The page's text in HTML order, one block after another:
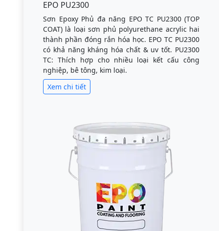
EPO PU2300
Sơn Epoxy Phủ đa năng EPO TC PU2300 (TOP
COAT) là loại sơn phủ polyurethane acrylic hai
thành phần đóng rắn hóa học. EPO TC PU2300
có khả năng kháng hóa chất & uv tốt. PU2300
TC: Thích hợp cho nhiều loại kết cấu công
nghiệp, bê tông, kim loại.
Xem chi tiết